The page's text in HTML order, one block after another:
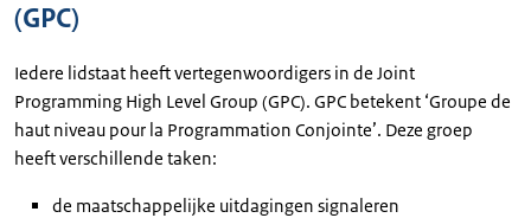
(GPC)
Iedere lidstaat heeft vertegenwoordigers in de Joint
Programming High Level Group (GPC). GPC betekent ‘Groupe de
haut niveau pour la Programmation Conjointe’. Deze groep
heeft verschillende taken:
de maatschappelijke uitdagingen signaleren